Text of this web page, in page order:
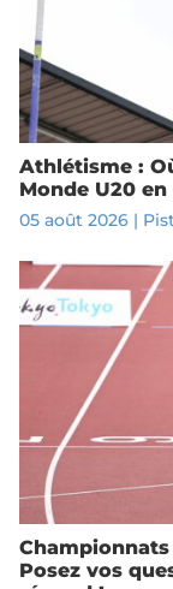
Athlétisme :
Monde U20
05 août 2026|
Championnats
Posez vos